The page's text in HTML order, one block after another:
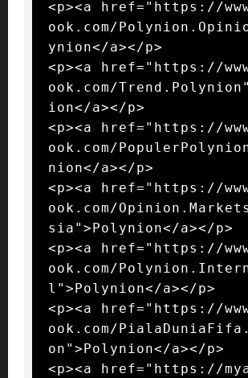
<p><a href="https://
ook.com/
ynion</a></p>
<p><a href="https://
ook.com/
ion</a></p>
<p><a href="https://
ook.com/
nion</a></p>
<p><a href="https://
ook.com/
sia">Polynion</a></p>
<p><a href="https://
ook.com/
l">Polynion</a></p>
<p><a href="https://
ook.com/
on">Polynion</a></p>
<p><a href="https://